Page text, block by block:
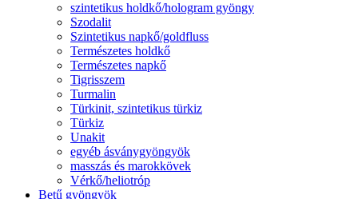
szintetikus holdkő/hologram gyöngy
Szodalit
Szintetikus napkő/goldfluss
Természetes holdkő
Természetes napkő
Tigrisszem
Turmalin
Türkinit, szintetikus türkiz
Türkiz
Unakit
egyéb ásványgyöngyök
masszás és marokkövek
Vérkő/heliotróp
Betű gyöngyök